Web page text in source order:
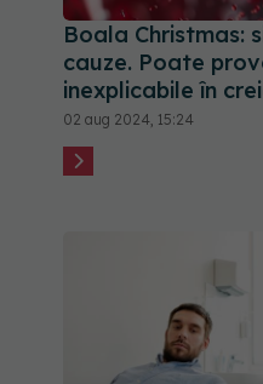
Boala Christmas:
cauze. Poate
inexplicabile în
02 aug 2024, 15:24